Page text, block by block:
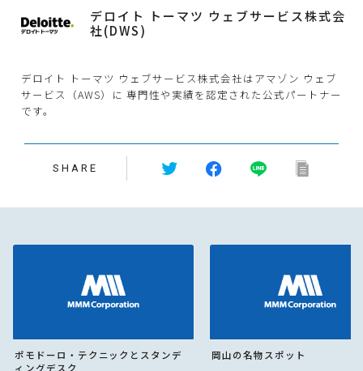
デロイト トーマツ ウェブサービス株式会
社(DWS)
デロイト トーマツ ウェブサービス株式会社はアマゾン ウェブ
サービス（AWS）に 専門性や実績を認定された公式パートナー
です。
SHARE
ポモドーロ・テクニックとスタンデ
ィングデスク
岡山の名物スポット